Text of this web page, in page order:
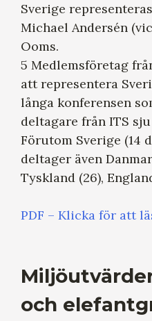
Sverige
Michael Andersén
Ooms.
5 Medlemsföretag
att representera
långa konferensen
deltagare från ITS
Förutom Sverige (14
deltager även
Tyskland (26),
PDF – Klicka för att
och